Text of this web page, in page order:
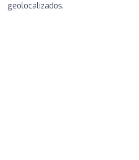
geolocalizados.